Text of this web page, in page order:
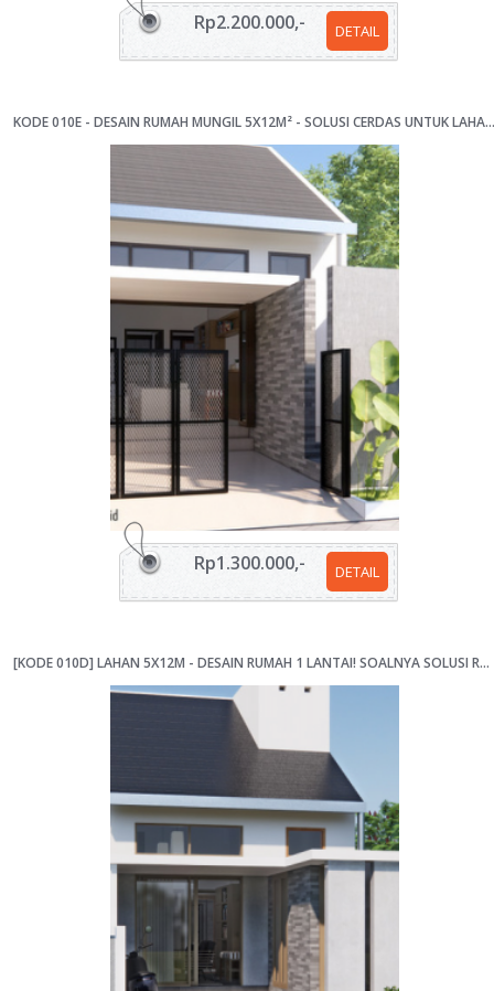
DETAIL
Rp2.200.000,-
KODE 010E - DESAIN RUMAH MUNGIL 5X12M² - SOLUSI CERDAS UNTUK LAHAN TERBATAS
DETAIL
Rp1.300.000,-
[KODE 010D] LAHAN 5X12M - DESAIN RUMAH 1 LANTAI! SOALNYA SOLUSI RUANGNYA ASYIK